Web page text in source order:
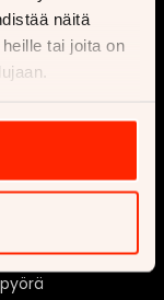
näitä
tai joita on